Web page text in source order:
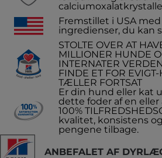
Fremstillet i USA
ingredienser, du kan
STOLTE OVER AT
MILLIONER HUNDE
INTERNATER
FINDE ET FOR
TÆLLER FORTSAT
Er din hund eller kat
dette foder af en
100%
kvalitet, konsistens
pengene tilbage.
ANBEFALET AF